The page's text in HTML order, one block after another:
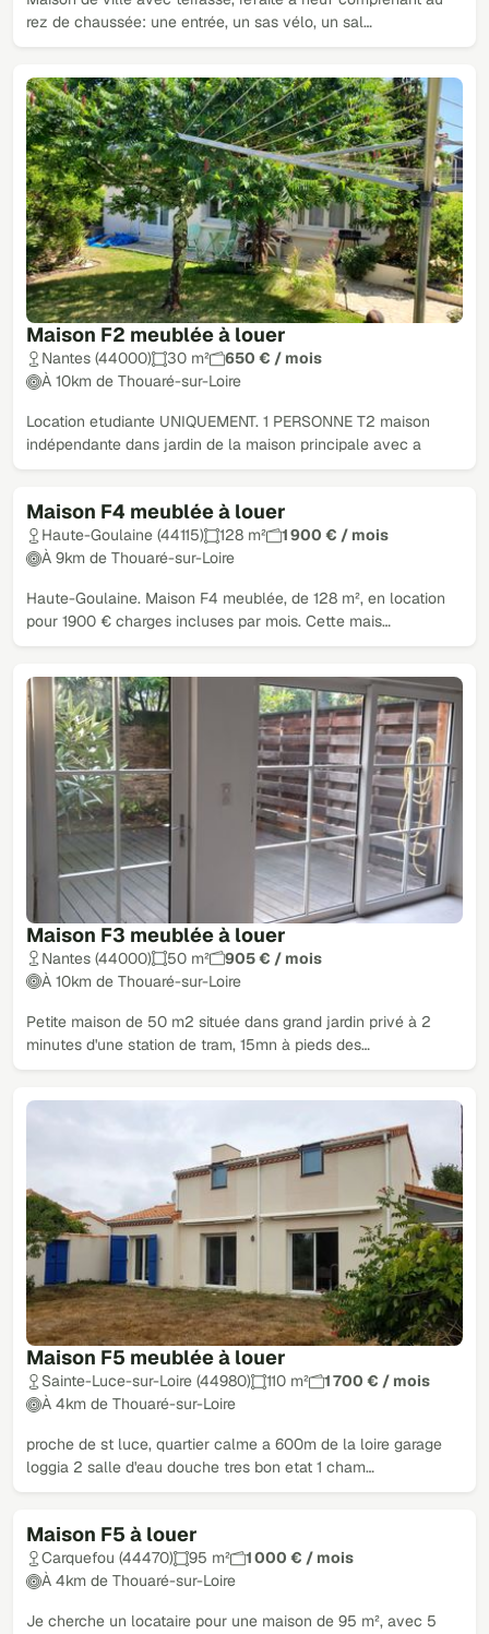
rez de chaussée: une entrée, un sas vélo, un sal…
Maison F2 meublée à louer
Nantes (44000) 30 m²
650 € / mois
À 10km de Thouaré-sur-Loire
Location etudiante UNIQUEMENT. 1 PERSONNE T2 maison
indépendante dans jardin de la maison principale avec a
Maison F4 meublée à louer
Haute-Goulaine (44115) 128 m²
1 900 € / mois
À 9km de Thouaré-sur-Loire
Haute-Goulaine. Maison F4 meublée, de 128 m², en location
pour 1900 € charges incluses par mois. Cette mais…
Maison F3 meublée à louer
Nantes (44000) 50 m²
905 € / mois
À 10km de Thouaré-sur-Loire
Petite maison de 50 m2 située dans grand jardin privé à 2
minutes d'une station de tram, 15mn à pieds des…
Maison F5 meublée à louer
Sainte-Luce-sur-Loire (44980) 110 m²
1 700 € / mois
À 4km de Thouaré-sur-Loire
proche de st luce, quartier calme a 600m de la loire garage
loggia 2 salle d'eau douche tres bon etat 1 cham…
Maison F5 à louer
Carquefou (44470) 95 m²
1 000 € / mois
À 4km de Thouaré-sur-Loire
Je cherche un locataire pour une maison de 95 m², avec 5